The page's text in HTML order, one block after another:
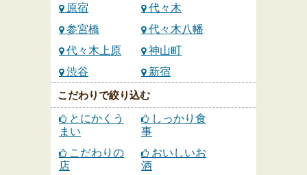
原宿
代々木
参宮橋
代々木八幡
代々木上原
神山町
渋谷
新宿
こだわりで絞り込む
とにかくう
まい
しっかり食
事
こだわりの
店
おいしいお
酒